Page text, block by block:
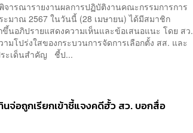
ารณารายงานผลการปฏิบัติงานคณะกรรมการการ
ะมาณ 2567 ในวันนี้ (28 เมษายน) ได้มีสมาชิก
นอภิปรายแสดงความเห็นและข้อเสนอแนะ โดย สว.
มโปร่งใสของกระบวนการจัดการเลือกตั้ง สส. และ
ระเด็นสำคัญ ชี้ป...
นจ่อถูกเรียกเข้าชี้แจงคดีฮั้ว สว. บอกสื่อ